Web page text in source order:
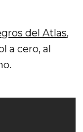
del Atlas,
a cero, al